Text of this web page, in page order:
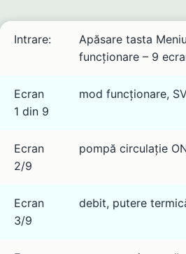
Intrare:
Apăsare tasta
funcționare – 9
Ecran
1 din 9
mod funcționare,
Ecran
2/9
pompă circulație
Ecran
3/9
debit, putere